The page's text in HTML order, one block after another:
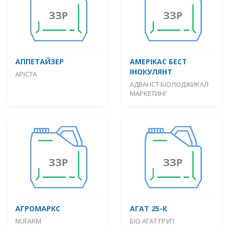
АППЕТАЙЗЕР
АРІСТА
АМЕРІКАС БЕСТ
ІНОКУЛЯНТ
АДВАНСТ БІОЛОДЖИКАЛ
МАРКЕТИНГ
АГРОМАРКС
NUFARM
АГАТ 25-К
БІО АГАТ ГРУП